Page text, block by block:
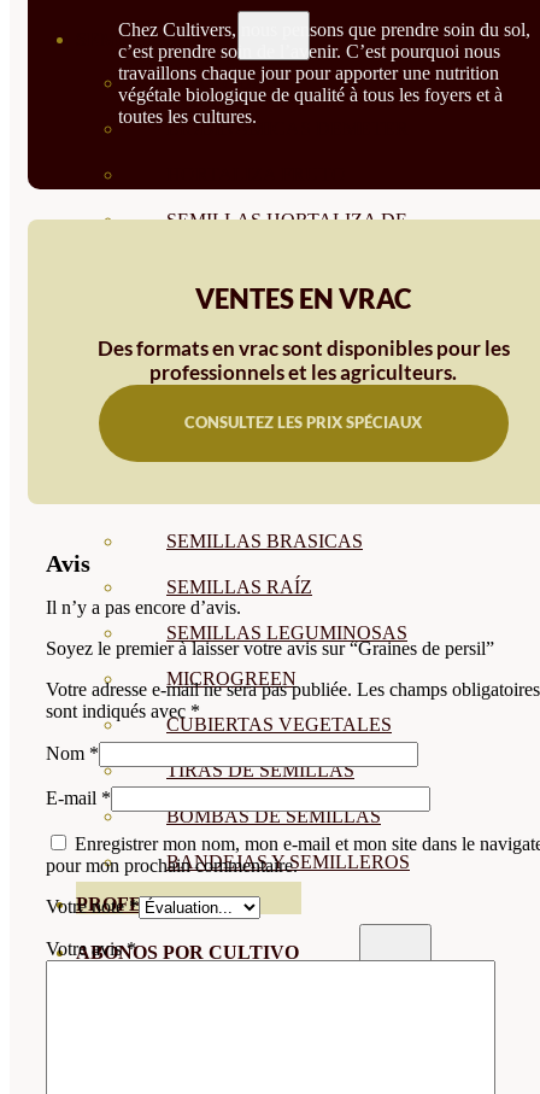
SEMILLAS
VER TODAS
BIODINÁMICAS DEMETER
SEMILLAS HORTALIZA DE
SEMILLAS AROMÁTICAS
SEMILLAS FLORES
SEMILLAS BRASICAS
SEMILLAS RAÍZ
SEMILLAS LEGUMINOSAS
MICROGREEN
CUBIERTAS VEGETALES
TIRAS DE SEMILLAS
BOMBAS DE SEMILLAS
BANDEJAS Y SEMILLEROS
PROFESIONALES
ABONOS POR CULTIVO
Chez Cultivers, nous pensons que prendre soin du sol,
c’est prendre soin de l’avenir. C’est pourquoi nous
travaillons chaque jour pour apporter une nutrition
végétale biologique de qualité à tous les foyers et à
toutes les cultures.
VENTES EN VRAC
Des formats en vrac sont disponibles pour les
professionnels et les agriculteurs.
CONSULTEZ LES PRIX SPÉCIAUX
Avis
Il n’y a pas encore d’avis.
Soyez le premier à laisser votre avis sur “Graines de persil”
Votre adresse e-mail ne sera pas publiée. Les champs obligatoires
sont indiqués avec *
Nom *
E-mail *
Enregistrer mon nom, mon e-mail et mon site dans le
pour mon prochain commentaire.
Votre note*
Votre avis*